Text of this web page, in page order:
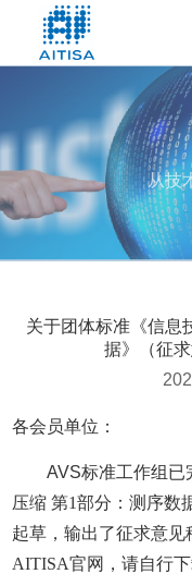
从技
关于团体标准《信息
据》（征
各会员单位：
AVS标准工作组已
压缩 第1部分：测序数
起草，输出了征求意见
AITISA官网，请自行下